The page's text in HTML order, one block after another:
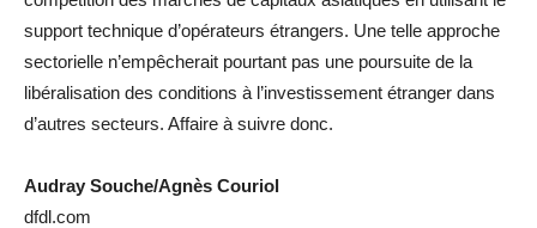
support technique d’opérateurs étrangers. Une telle approche
sectorielle n’empêcherait pourtant pas une poursuite de la
libéralisation des conditions à l’investissement étranger dans
d’autres secteurs. Affaire à suivre donc.
Audray Souche/Agnès Couriol
dfdl.com